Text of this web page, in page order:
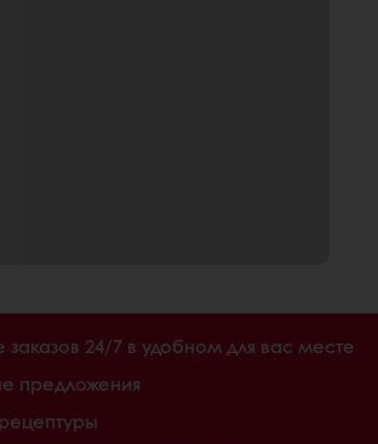
24/7 в удобном для вас месте
предложения